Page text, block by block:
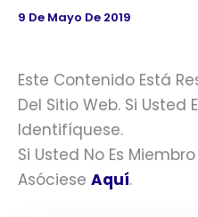
9 De Mayo De 2019
Este Contenido Está
Del Sitio Web. Si Usted
Identifíquese.
Si Usted No Es Miembro
Asóciese Aquí.